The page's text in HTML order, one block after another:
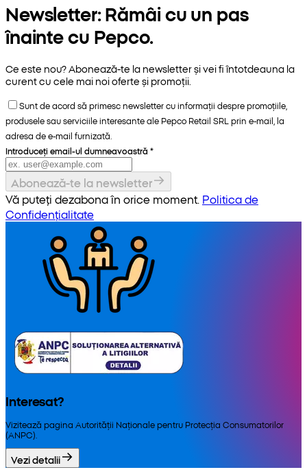
Newsletter: Rămâi cu un pas
înainte cu Pepco.
Ce este nou? Abonează-te la newsletter și vei fi întotdeauna la
curent cu cele mai noi oferte și promoții.
Sunt de acord să primesc newsletter cu informații despre promoțiile,
produsele sau serviciile interesante ale Pepco Retail SRL prin e-mail, la
adresa de e-mail furnizată.
Introduceți email-ul dumneavoastră *
Abonează-te la newsletter
Vă puteți dezabona în orice moment. Politica de
Confidențialitate
Interesat?
Vizitează pagina Autorității Naționale pentru Protecția Consumatorilor
(ANPC).
Vezi detalii